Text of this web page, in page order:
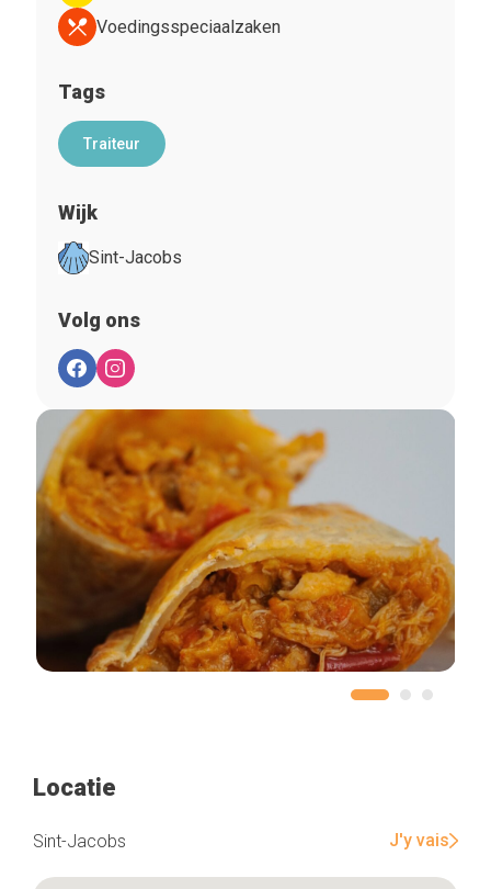
Voedingsspeciaalzaken
Tags
Traiteur
Wijk
Sint-Jacobs
Volg ons
Locatie
Sint-Jacobs J'y vais